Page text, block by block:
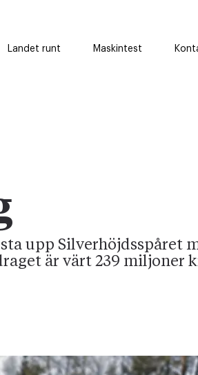
Landet runt Maskintest
upp Silverhöjdsspåret
är värt 239 miljoner